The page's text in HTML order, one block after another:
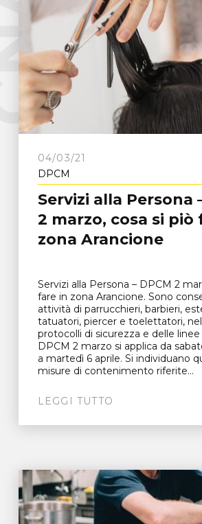
04/03/21
DPCM
Servizi alla Persona
2 marzo, cosa si piò
zona Arancione
Servizi alla Persona – DPCM 2
fare in zona Arancione. Sono
attività di parrucchieri, barbieri,
tatuatori, piercer e toelettatori,
protocolli di sicurezza e delle linee
DPCM 2 marzo si applica da
a martedì 6 aprile. Si individuano
misure di contenimento riferite...
LEGGI TUTTO